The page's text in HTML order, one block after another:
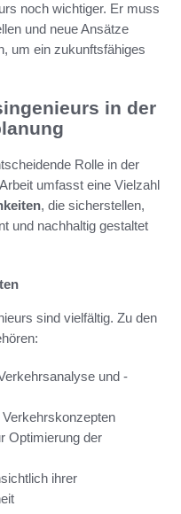
noch wichtiger. Er muss
und neue Ansätze
um ein zukunftsfähiges
in der
Rolle in der
umfasst eine Vielzahl
, die sicherstellen,
und nachhaltig gestaltet
sind vielfältig. Zu den
und -
Optimierung der
ihrer